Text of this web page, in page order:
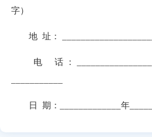
字）
地 址：
电 话：
日 期：_____________年